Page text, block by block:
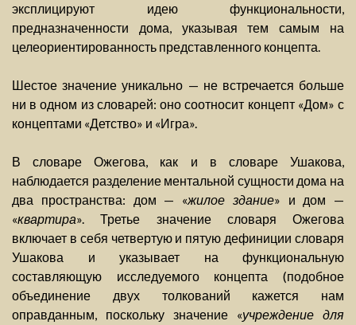
эксплицируют идею функциональности,
предназначенности дома, указывая тем самым на
целеориентированность представленного концепта.
Шестое значение уникально — не встречается больше
ни в одном из словарей: оно соотносит концепт «Дом» с
концептами «Детство» и «Игра».
В словаре Ожегова, как и в словаре Ушакова,
наблюдается разделение ментальной сущности дома на
два пространства: дом — «жилое здание» и дом —
«квартира». Третье значение словаря Ожегова
включает в себя четвертую и пятую дефиниции словаря
Ушакова и указывает на функциональную
составляющую исследуемого концепта (подобное
объединение двух толкований кажется нам
оправданным, поскольку значение «учреждение для